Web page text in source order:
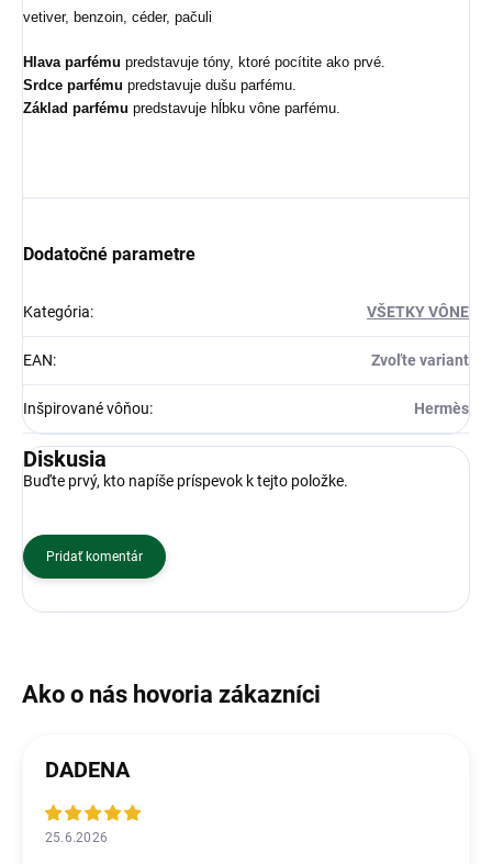
vetiver, benzoin, céder, pačuli
Hlava parfému predstavuje tóny, ktoré pocítite ako prvé.
Srdce parfému predstavuje dušu parfému.
Základ parfému predstavuje hĺbku vône parfému.
Dodatočné parametre
Kategória: VŠETKY VÔNE
EAN: Zvoľte variant
Inšpirované vôňou: Hermès
Diskusia
Buďte prvý, kto napíše príspevok k tejto položke.
Pridať komentár
DADENA
25.6.2026